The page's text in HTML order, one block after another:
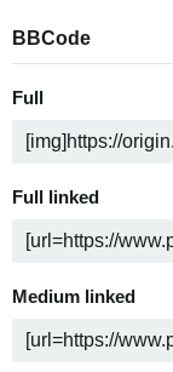
BBCode
Full
Full linked
Medium linked